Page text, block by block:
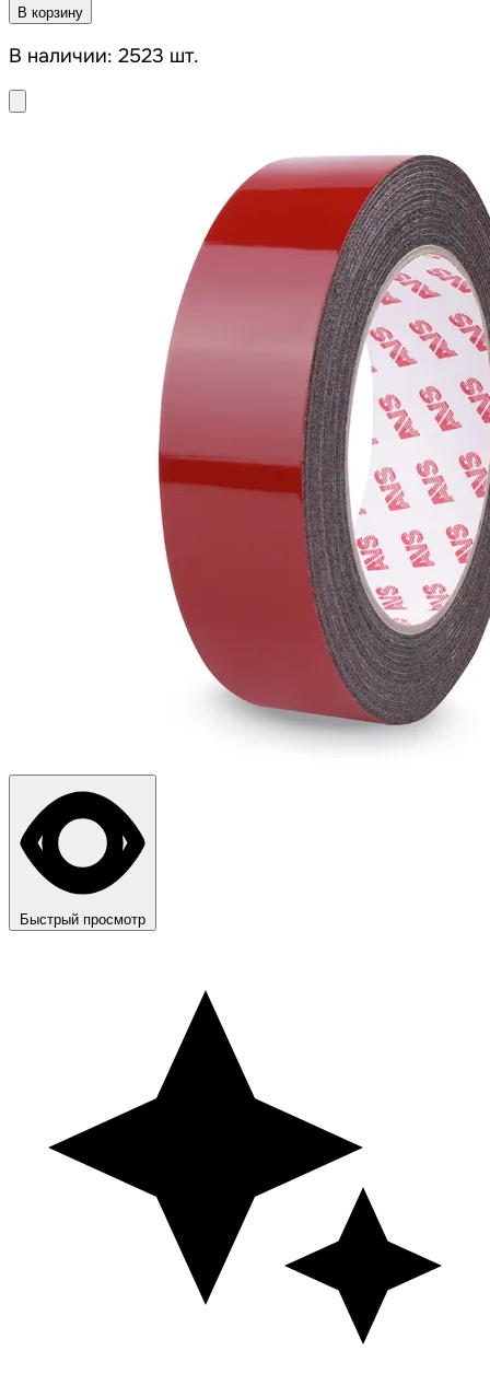
В корзину
В наличии: 2523 шт.
Быстрый просмотр